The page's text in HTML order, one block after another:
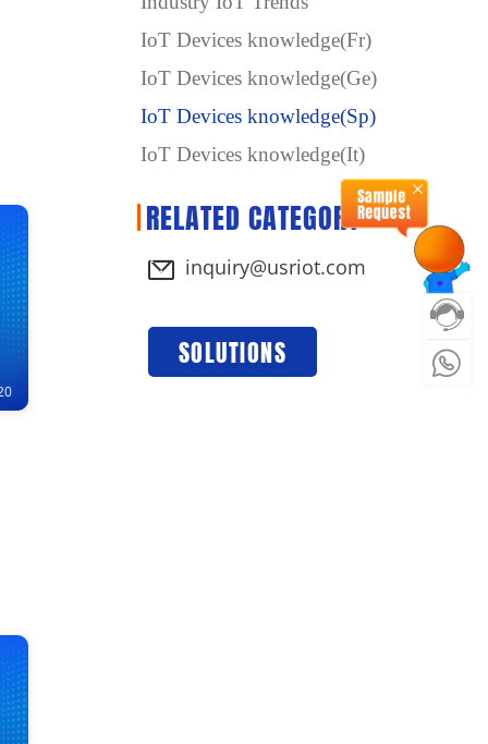
IoT Devices knowledge(Fr)
IoT Devices knowledge(Ge)
IoT Devices knowledge(Sp)
IoT Devices knowledge(It)
RELATED CATEGORY
inquiry@usriot.com
SOLUTIONS